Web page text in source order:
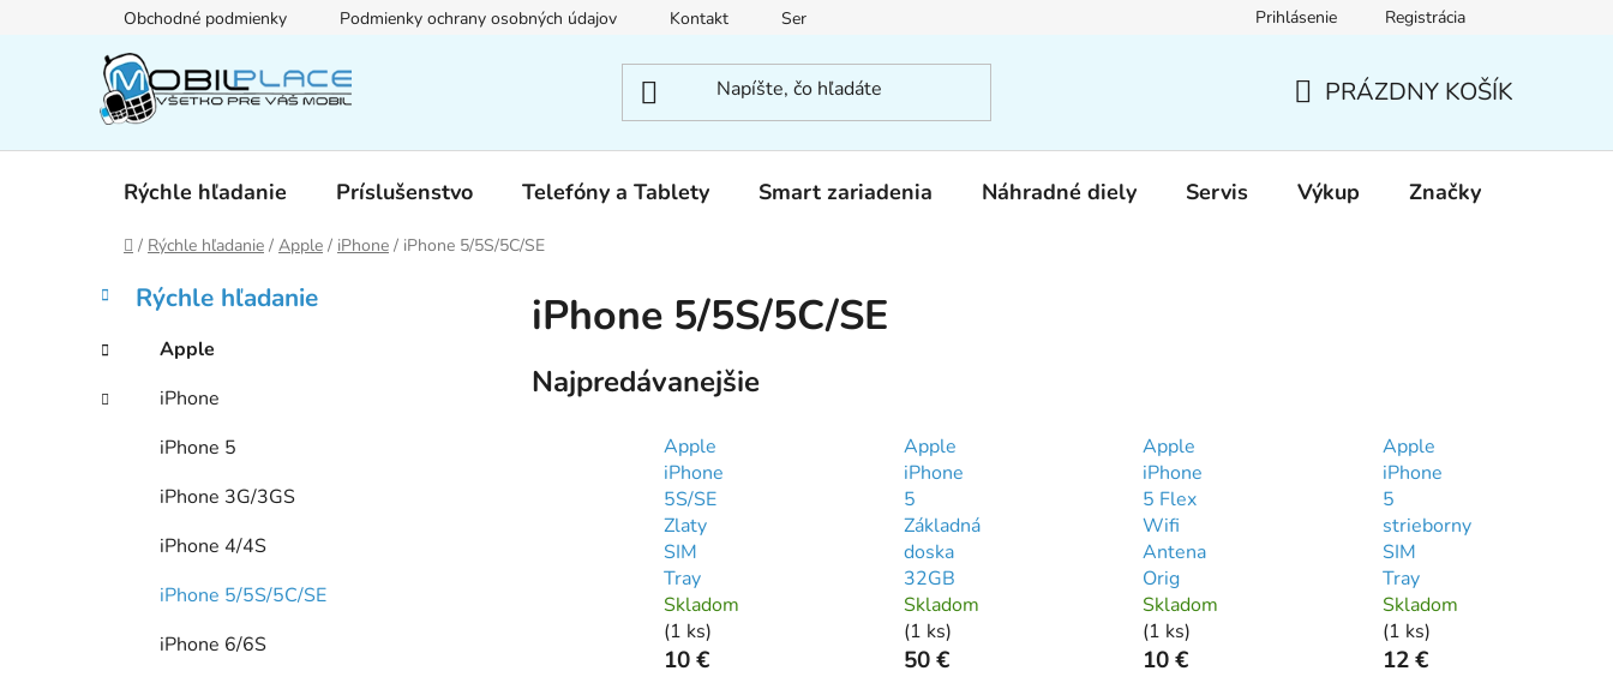
Obchodné podmienky Podmienky ochrany osobných údajov Kontakt Servis Prihlásenie Registrácia
KOŠÍK
PRÁZDNY KOŠÍK
Rýchle hľadanie Príslušenstvo Telefóny a Tablety Smart zariadenia Náhradné diely Servis Výkup Značky
Domov
/ Rýchle hľadanie / Apple / iPhone / iPhone 5/5S/5C/SE
B
č
ý
Preskočiť
kategórie
K
a
e
g
ó
Rýchle hľadanie
Apple
iPhone
iPhone 5
iPhone 3G/3GS
iPhone 4/4S
iPhone 5/5S/5C/SE
iPhone 6/6S
iPhone 5/5S/5C/SE
Najpredávanejšie
Apple
iPhone
5S/SE
Zlaty
SIM
Tray
Skladom
(1 ks)
10 €
Apple
iPhone
5
Základná
doska
32GB
Skladom
(1 ks)
50 €
Apple
iPhone
5 Flex
Wifi
Antena
Orig
Skladom
(1 ks)
10 €
Apple
iPhone
5
strieborny
SIM
Tray
Skladom
(1 ks)
12 €